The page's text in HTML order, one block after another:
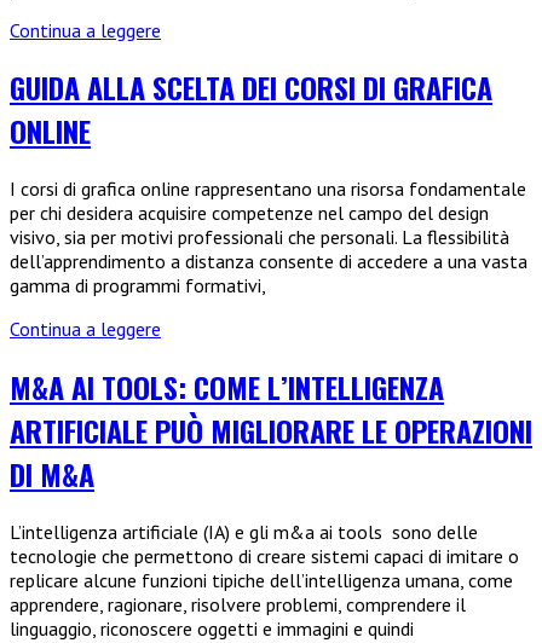
Continua a leggere
tessuti:
cosa
e
quando
usarli
nella
personalizzazione
GUIDA ALLA SCELTA DEI CORSI DI GRAFICA
ONLINE
I corsi di grafica online rappresentano una risorsa fondamentale
per chi desidera acquisire competenze nel campo del design
visivo, sia per motivi professionali che personali. La flessibilità
dell’apprendimento a distanza consente di accedere a una vasta
gamma di programmi formativi,
Continua a leggere
Scelta
dei
Corsi
di
M&A AI TOOLS: COME L’INTELLIGENZA
ARTIFICIALE PUÒ MIGLIORARE LE OPERAZIONI
DI M&A
L’intelligenza artificiale (IA) e gli m&a ai tools sono delle
tecnologie che permettono di creare sistemi capaci di imitare o
replicare alcune funzioni tipiche dell’intelligenza umana, come
apprendere, ragionare, risolvere problemi, comprendere il
linguaggio, riconoscere oggetti e immagini e quindi